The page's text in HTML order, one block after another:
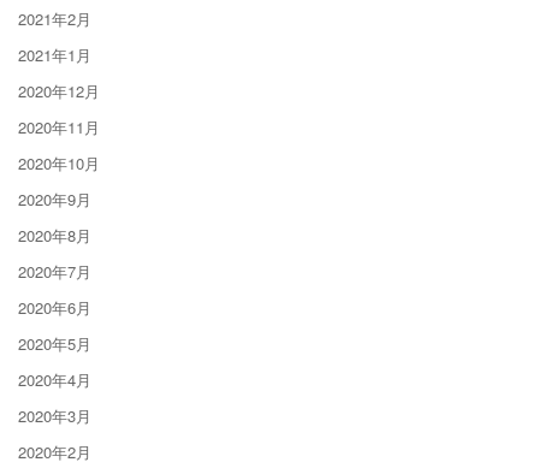
2021年2月
2021年1月
2020年12月
2020年11月
2020年10月
2020年9月
2020年8月
2020年7月
2020年6月
2020年5月
2020年4月
2020年3月
2020年2月